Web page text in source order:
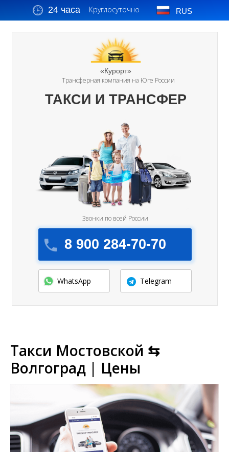
24 часа Круглосуточно RUS
«Курорт»
Трансферная компания на Юге России
8 900 284-70-70
Звонки по всей России
ТАКСИ И ТРАНСФЕР
WhatsApp Telegram
Такси Мостовской ⇆
Волгоград | Цены